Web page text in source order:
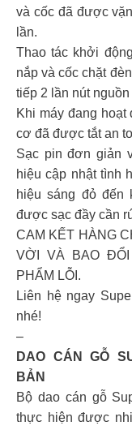
và cốc đã được
lần.
Thao tác khởi
nắp và cốc chặt
tiếp 2 lần nút
Khi máy đang hoạt
cơ đã được tắt an
Sạc pin đơn giản
hiệu cập nhật tình
hiệu sáng đỏ đến
được sạc đầy cần
CAM KẾT HÀNG
VỜI VÀ BAO
PHẨM LỖI.
Liên hệ ngay
nhé!
–
DAO CÁN GỖ
BẢN
Bộ dao cán gỗ
thực hiện được